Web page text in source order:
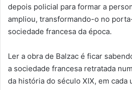
depois policial para formar a
ampliou, transformando-o no
sociedade francesa da época.
Ler a obra de Balzac é ficar
a sociedade francesa retratada
da história do século XIX, em cada